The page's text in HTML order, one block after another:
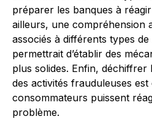
préparer les banques à
ailleurs, une compréhension
associés à différents types
permettrait d’établir des
plus solides. Enfin, déchiffrer
des activités frauduleuses
consommateurs puissent
problème.